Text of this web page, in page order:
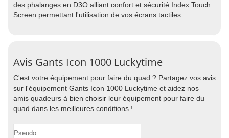
des phalanges en D3O alliant confort et sécurité Index Touch
Screen permettant l'utilisation de vos écrans tactiles
Avis Gants Icon 1000 Luckytime
C'est votre équipement pour faire du quad ? Partagez vos avis
sur l'équipement Gants Icon 1000 Luckytime et aidez nos
amis quadeurs à bien choisir leur équipement pour faire du
quad dans les meilleures conditions !